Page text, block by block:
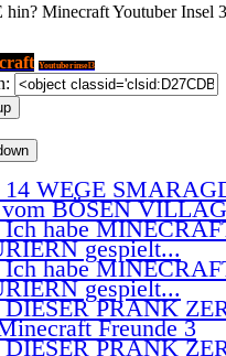
Minecraft Youtuber Insel 3
Youtuberinsel3
WEGE
BÖSEN
habe
gespielt...
habe
gespielt...
PRANK
Freunde 3
PRANK